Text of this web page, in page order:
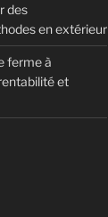
des
en extérieur
ferme à
et